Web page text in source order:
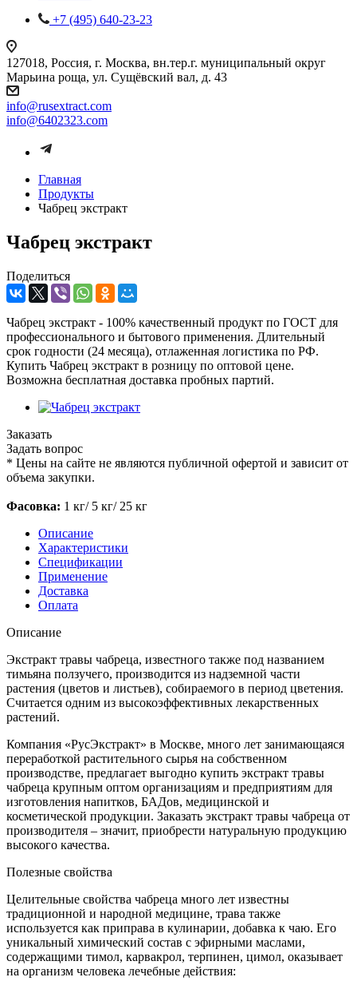
+7 (495) 640-23-23
127018, Россия, г. Москва, вн.тер.г. муниципальный округ
Марьина роща, ул. Сущёвский вал, д. 43
info@rusextract.com
info@6402323.com
Главная
Продукты
Чабрец экстракт
Чабрец экстракт
Поделиться
Чабрец экстракт - 100% качественный продукт по ГОСТ для
профессионального и бытового применения. Длительный
срок годности (24 месяца), отлаженная логистика по РФ.
Купить Чабрец экстракт в розницу по оптовой цене.
Возможна бесплатная доставка пробных партий.
Заказать
Задать вопрос
* Цены на сайте не являются публичной офертой и зависит от
объема закупки.
Фасовка: 1 кг/ 5 кг/ 25 кг
Описание
Характеристики
Спецификации
Применение
Доставка
Оплата
Описание
Экстракт травы чабреца, известного также под названием
тимьяна ползучего, производится из надземной части
растения (цветов и листьев), собираемого в период цветения.
Считается одним из высокоэффективных лекарственных
растений.
Компания «РусЭкстракт» в Москве, много лет занимающаяся
переработкой растительного сырья на собственном
производстве, предлагает выгодно купить экстракт травы
чабреца крупным оптом организациям и предприятиям для
изготовления напитков, БАДов, медицинской и
косметической продукции. Заказать экстракт травы чабреца от
производителя – значит, приобрести натуральную продукцию
высокого качества.
Полезные свойства
Целительные свойства чабреца много лет известны
традиционной и народной медицине, трава также
используется как приправа в кулинарии, добавка к чаю. Его
уникальный химический состав с эфирными маслами,
содержащими тимол, карвакрол, терпинен, цимол, оказывает
на организм человека лечебные действия: